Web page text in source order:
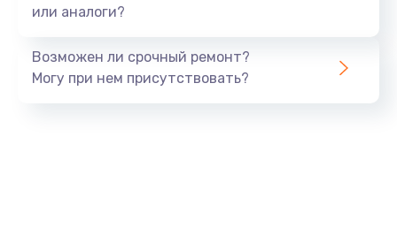
Замена сальников
2000 руб.
или аналоги?
Возможен ли срочный ремонт?
Могу при нем присутствовать?